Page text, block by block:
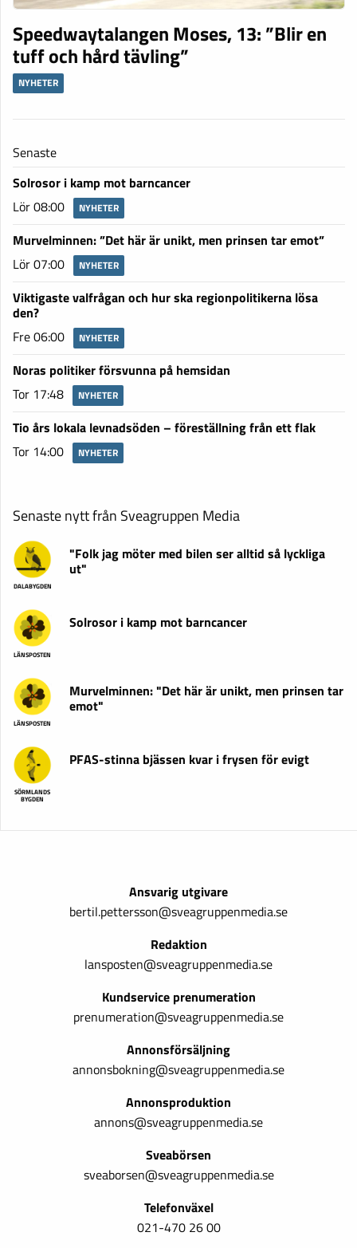
Speedwaytalangen Moses, 13: ”Blir en
tuff och hård tävling”
NYHETER
Senaste
Solrosor i kamp mot barncancer
Lör 08:00
NYHETER
Murvelminnen: ”Det här är unikt, men prinsen tar emot”
Lör 07:00
NYHETER
Viktigaste valfrågan och hur ska regionpolitikerna lösa
den?
Fre 06:00
NYHETER
Noras politiker försvunna på hemsidan
Tor 17:48
NYHETER
Tio års lokala levnadsöden – föreställning från ett flak
Tor 14:00
NYHETER
Senaste nytt från Sveagruppen Media
DALABYGDEN
"Folk jag möter med bilen ser alltid så lyckliga
ut"
LÄNSPOSTEN
Solrosor i kamp mot barncancer
LÄNSPOSTEN
Murvelminnen: "Det här är unikt, men prinsen tar
emot"
SÖRMLANDS
BYGDEN
PFAS-stinna bjässen kvar i frysen för evigt
Ansvarig utgivare
bertil.pettersson@sveagruppenmedia.se
Redaktion
lansposten@sveagruppenmedia.se
Kundservice prenumeration
prenumeration@sveagruppenmedia.se
Annonsförsäljning
annonsbokning@sveagruppenmedia.se
Annonsproduktion
annons@sveagruppenmedia.se
Sveabörsen
sveaborsen@sveagruppenmedia.se
Telefonväxel
021-470 26 00